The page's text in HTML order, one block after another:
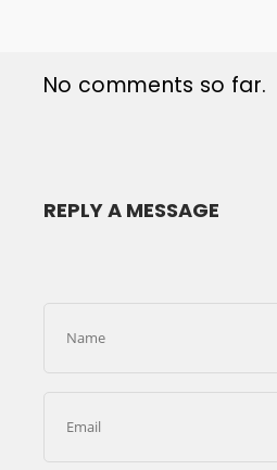
No comments so far.
REPLY A MESSAGE